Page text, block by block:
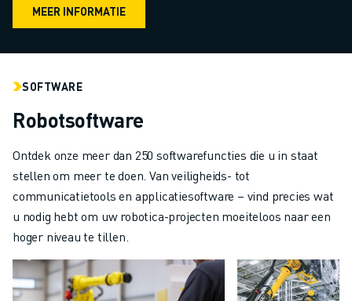
MEER INFORMATIE
SOFTWARE
Robotsoftware
Ontdek onze meer dan 250 softwarefuncties die u in staat
stellen om meer te doen. Van veiligheids- tot
communicatietools en applicatiesoftware – vind precies wat
u nodig hebt om uw robotica-projecten moeiteloos naar een
hoger niveau te tillen.